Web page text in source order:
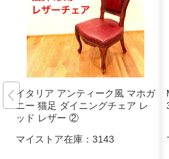
イタリア アンティーク風 マホガ
ニー 猫足 ダイニングチェア レ
ッド レザー ②
マイストア在庫： 3143